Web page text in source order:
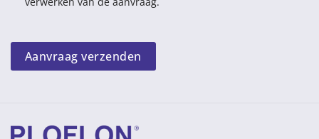
Aanvraag verzenden